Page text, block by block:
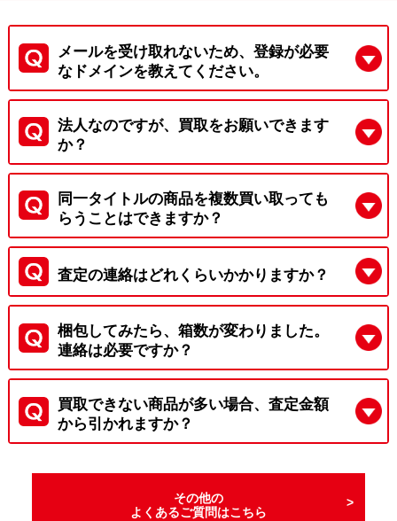
メールを受け取れないため、登録が必要
なドメインを教えてください。
法人なのですが、買取をお願いできます
か？
同一タイトルの商品を複数買い取っても
らうことはできますか？
査定の連絡はどれくらいかかりますか？
梱包してみたら、箱数が変わりました。
連絡は必要ですか？
買取できない商品が多い場合、査定金額
から引かれますか？
その他の
よくあるご質問はこちら